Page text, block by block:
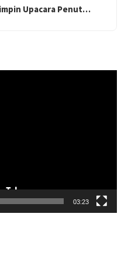
Upacara Penut…
03:23